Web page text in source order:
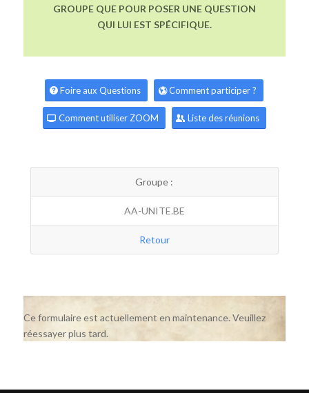
GROUPE QUE POUR POSER UNE QUESTION
QUI LUI EST SPÉCIFIQUE.
Foire aux Questions Comment participer ?
Comment utiliser ZOOM Liste des réunions
Groupe :
AA-UNITE.BE
Retour
Ce formulaire est actuellement en maintenance. Veuillez
réessayer plus tard.